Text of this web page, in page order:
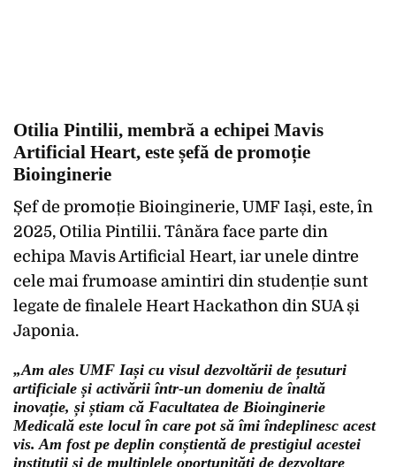
Otilia Pintilii, membră a echipei Mavis
Artificial Heart, este șefă de promoție
Bioinginerie
Șef de promoție Bioinginerie, UMF Iași, este, în
2025, Otilia Pintilii. Tânăra face parte din
echipa Mavis Artificial Heart, iar unele dintre
cele mai frumoase amintiri din studenție sunt
legate de finalele Heart Hackathon din SUA și
Japonia.
„Am ales UMF Iași cu visul dezvoltării de țesuturi
artificiale și activării într-un domeniu de înaltă
inovație, și știam că Facultatea de Bioinginerie
Medicală este locul în care pot să îmi îndeplinesc acest
vis. Am fost pe deplin conștientă de prestigiul acestei
instituții și de multiplele oportunități de dezvoltare